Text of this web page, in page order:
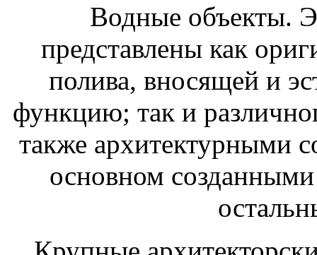
Водные объекты.
представлены как
полива, вносящей и
функцию; так и
также архитектурными
основном